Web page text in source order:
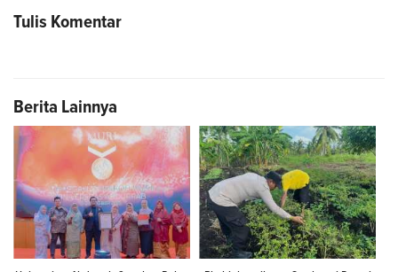
Tulis Komentar
Berita Lainnya